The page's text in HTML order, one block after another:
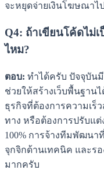
จะหยุดจ่ายเงินโฆษณาไ
Q4: ถ้าเขียนโค้ดไม่เ
ไหม?
ตอบ: ทำได้ครับ ปัจจุบันมี
ช่วยให้สร้างเว็บพื้นฐาน
ธุรกิจที่ต้องการความเร็ว
ทาง หรือต้องการปรับแ
100% การจ้างทีมพัฒน
จุกจิกด้านเทคนิค และร
มากครับ